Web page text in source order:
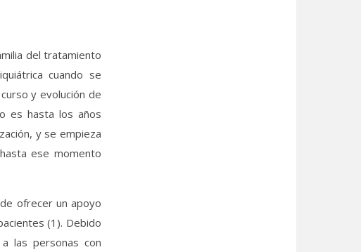
del tratamiento
cuando se
y evolución de
es hasta los años
y se empieza
ese momento
ofrecer un apoyo
(1). Debido
las personas con